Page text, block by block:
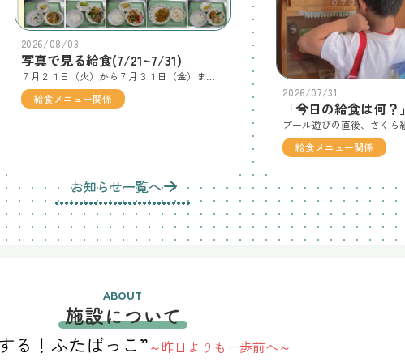
2026/08/03
写真で見る給食(7/21~7/31)
７月２１日（火）から７月３１日（金）までの２週間の給食メニューです。ちなみに、今日の給食メニューは、炊き込みごはん、冷やしうどん、オレンジでした！ 「うどん大好き！」「たきこみごはんもおいしいよ😋」 「うどん冷たくておいしいね」「先生とどんな話をしながら食べているのかな？」「おかわりありま～す」 【８/３（月） 本日の欠席者】 ２５人（内：風邪症状10人）
給食メニュー関係
2026/07/31
「今日の給食は何？」
給食メニュー関係
お知らせ一覧へ
ABOUT
施設について
る！ふたばっこ”～昨日よりも一歩前へ～